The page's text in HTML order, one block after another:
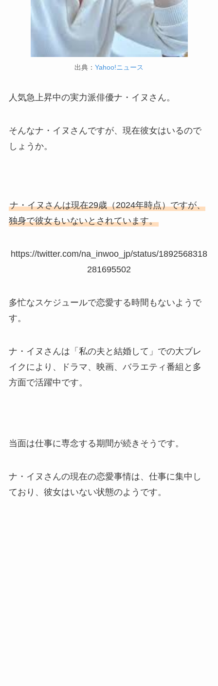
出典： Yahoo!ニュース
人気急上昇中の実力派俳優ナ・イヌさん。
そんなナ・イヌさんですが、現在彼女はいるので
しょうか。
ナ・イヌさんは現在29歳（2024年時点）ですが、
独身で彼女もいないとされています。
https://twitter.com/na_inwoo_jp/status/1892568318
281695502
多忙なスケジュールで恋愛する時間もないようで
す。
ナ・イヌさんは「私の夫と結婚して」での大ブレ
イクにより、ドラマ、映画、バラエティ番組と多
方面で活躍中です。
当面は仕事に専念する期間が続きそうです。
ナ・イヌさんの現在の恋愛事情は、仕事に集中し
ており、彼女はいない状態のようです。